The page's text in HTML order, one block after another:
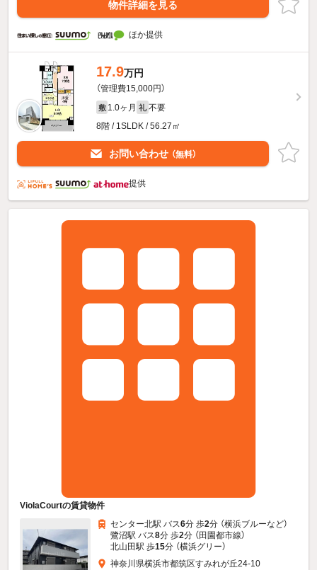
物件詳細を見る
ほか提供
17.9万円
（管理費15,000円）
敷 1.0ヶ月 礼 不要
8階 / 1SLDK / 56.27㎡
お問い合わせ （無料）
提供
ViolaCourtの賃貸物件
センター北駅 バス6分 歩2分 （横浜ブルーなど）
鷺沼駅 バス8分 歩2分 （田園都市線）
北山田駅 歩15分 （横浜グリー）
神奈川県横浜市都筑区すみれが丘24-10